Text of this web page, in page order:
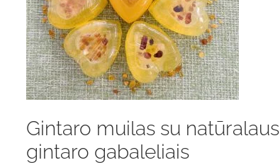
Gintaro muilas su natūralaus
gintaro gabaleliais